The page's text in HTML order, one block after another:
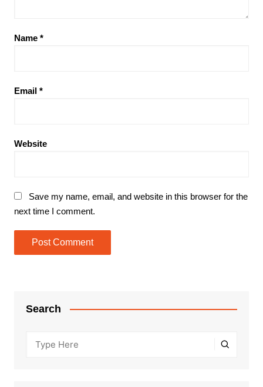
Name *
Email *
Website
Save my name, email, and website in this browser for the
next time I comment.
Search